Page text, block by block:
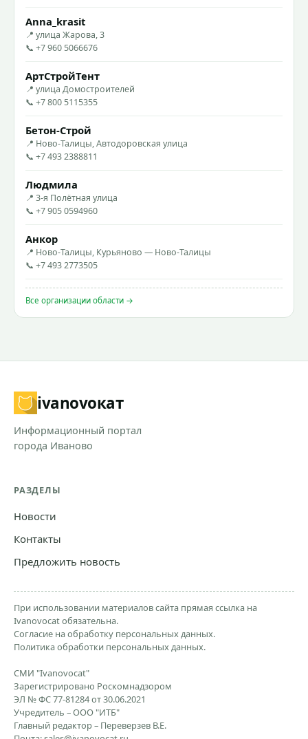
Anna_krasit
📍 улица Жарова, 3
📞 +7 960 5066676
АртСтройТент
📍 улица Домостроителей
📞 +7 800 5115355
Бетон-Строй
📍 Ново-Талицы, Автодоровская улица
📞 +7 493 2388811
Людмила
📍 3-я Полётная улица
📞 +7 905 0594960
Анкор
📍 Ново-Талицы, Курьяново — Ново-Талицы
📞 +7 493 2773505
Все организации области →
ivanovoкат
Информационный портал
города Иваново
РАЗДЕЛЫ
Новости
Контакты
Предложить новость
При использовании материалов сайта прямая ссылка на
Ivanovocat обязательна.
Согласие на обработку персональных данных.
Политика обработки персональных данных.
СМИ "Ivanovocat"
Зарегистрировано Роскомнадзором
ЭЛ № ФС 77-81284 от 30.06.2021
Учредитель – ООО "ИТБ"
Главный редактор – Переверзев В.Е.